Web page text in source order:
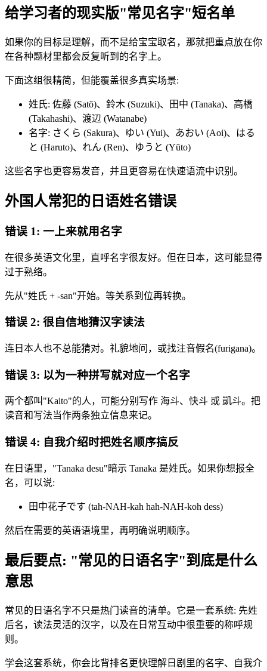
给学习者的现实版"常见名字"短名单
如果你的目标是理解，而不是给宝宝取名，那就把重点放在你
在各种题材里都会反复听到的名字上。
下面这组很精简，但能覆盖很多真实场景:
姓氏: 佐藤 (Satō)、鈴木 (Suzuki)、田中 (Tanaka)、高橋
(Takahashi)、渡辺 (Watanabe)
名字: さくら (Sakura)、ゆい (Yui)、あおい (Aoi)、はる
と (Haruto)、れん (Ren)、ゆうと (Yūto)
这些名字也更容易发音，并且更容易在快速语流中识别。
外国人常犯的日语姓名错误
错误 1: 一上来就用名字
在很多英语文化里，直呼名字很友好。但在日本，这可能显得
过于熟络。
先从"姓氏 + -san"开始。等关系到位再转换。
错误 2: 很自信地猜汉字读法
连日本人也不总能猜对。礼貌地问，或找注音假名(furigana)。
错误 3: 以为一种拼写就对应一个名字
两个都叫"Kaito"的人，可能分别写作 海斗、快斗 或 凱斗。把
读音和写法当作两条独立信息来记。
错误 4: 自我介绍时把姓名顺序搞反
在日语里，"Tanaka desu"暗示 Tanaka 是姓氏。如果你想报全
名，可以说:
田中花子です (tah-NAH-kah hah-NAH-koh dess)
然后在需要的英语语境里，再明确说明顺序。
最后要点: "常见的日语名字"到底是什么
意思
常见的日语名字不只是热门读音的清单。它是一套系统: 先姓
后名，读法灵活的汉字，以及在日常互动中很重要的称呼规
则。
学会这套系统，你会比背排名更快理解日剧里的名字、自我介